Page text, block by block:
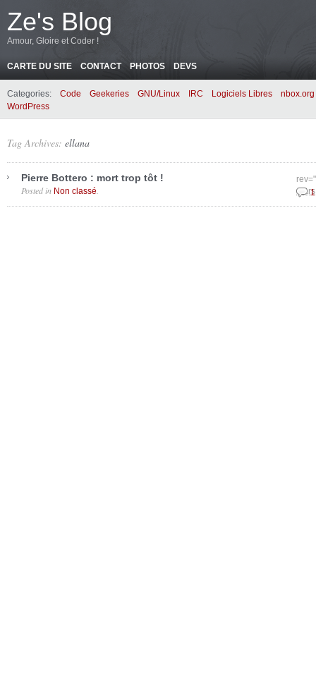
Ze's Blog
Amour, Gloire et Coder !
CARTE DU SITE CONTACT PHOTOS DEVS
Categories: Code Geekeries GNU/Linux IRC Logiciels Libres
nbox.org
WordPress
Tag Archives: ellana
Pierre Bottero : mort trop tôt !
Posted in Non classé